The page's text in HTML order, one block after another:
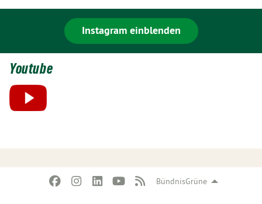
BündnisGrüne
Instagram einblenden
Youtube